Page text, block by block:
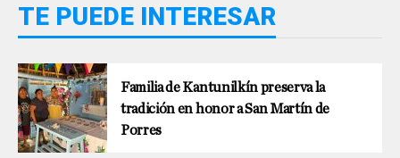
TE PUEDE INTERESAR
Familia de Kantunilkín preserva la
tradición en honor a San Martín de
Porres